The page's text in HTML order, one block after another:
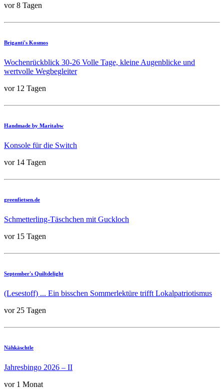
vor 8 Tagen
Briganti's Kosmos
Wochenrückblick 30-26 Volle Tage, kleine Augenblicke und
wertvolle Wegbegleiter
vor 12 Tagen
Handmade by Maritabw
Konsole für die Switch
vor 14 Tagen
greenfietsen.de
Schmetterling-Täschchen mit Guckloch
vor 15 Tagen
September's Quiltdelight
(Lesestoff) ... Ein bisschen Sommerlektüre trifft Lokalpatriotismus
vor 25 Tagen
Nähkäschtle
Jahresbingo 2026 – II
vor 1 Monat